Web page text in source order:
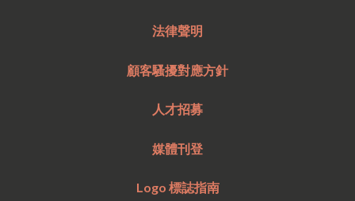
法律聲明
顧客騷擾對應方針
人才招募
媒體刊登
Logo 標誌指南